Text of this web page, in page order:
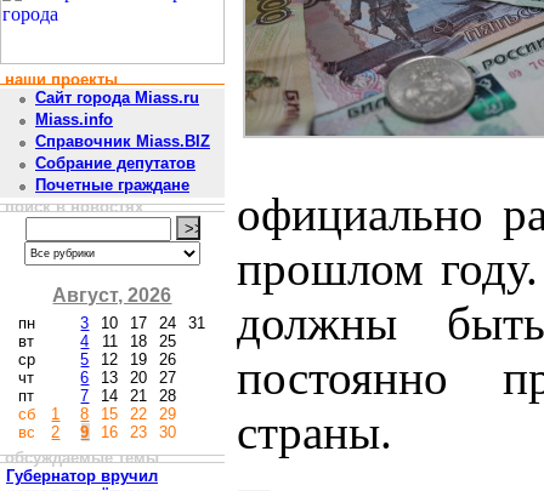
наши проекты
Сайт города Miass.ru
Miass.info
Справочник Miass.BIZ
Собрание депутатов
Почетные граждане
поиск в новостях
Август, 2026
пн
вт
ср
чт
пт
сб
вс
1
2
3
4
5
6
7
8
9
10
11
12
13
14
15
16
17
18
19
20
21
22
23
24
25
26
27
28
29
30
31
обсуждаемые темы
Губернатор вручил
официально
прошлом
должны
постоянно
страны.